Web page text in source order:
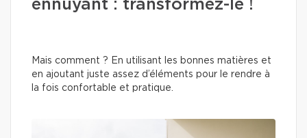
ennuyant : transformez-le !
Mais comment ? En utilisant les bonnes matières et
en ajoutant juste assez d’éléments pour le rendre à
la fois confortable et pratique.